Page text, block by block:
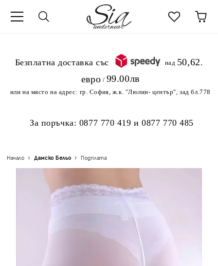
.Безплатна доставка със
над 50,62
евро / 99.00лв
или на място на адрес: гр. София, ж.к. "Люлин- център", зад бл.778
За поръчка: 0877 770 419 и0877 770 485
Начало Дамско Бельо Подплата